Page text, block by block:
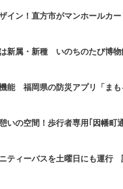
イン！直方市がマンホールカ
新属・新種 いのちのたび博物
能 福岡県の防災アプリ「まも
いの空間！歩行者専用｢因幡町
ティーバスを土曜日にも運行